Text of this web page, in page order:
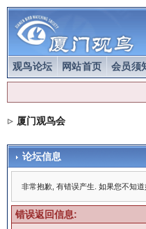
观鸟论坛 网站首页 会员须
厦门观鸟会
论坛信息
非常抱歉, 有错误产生. 如果您不知
错误返回信息: